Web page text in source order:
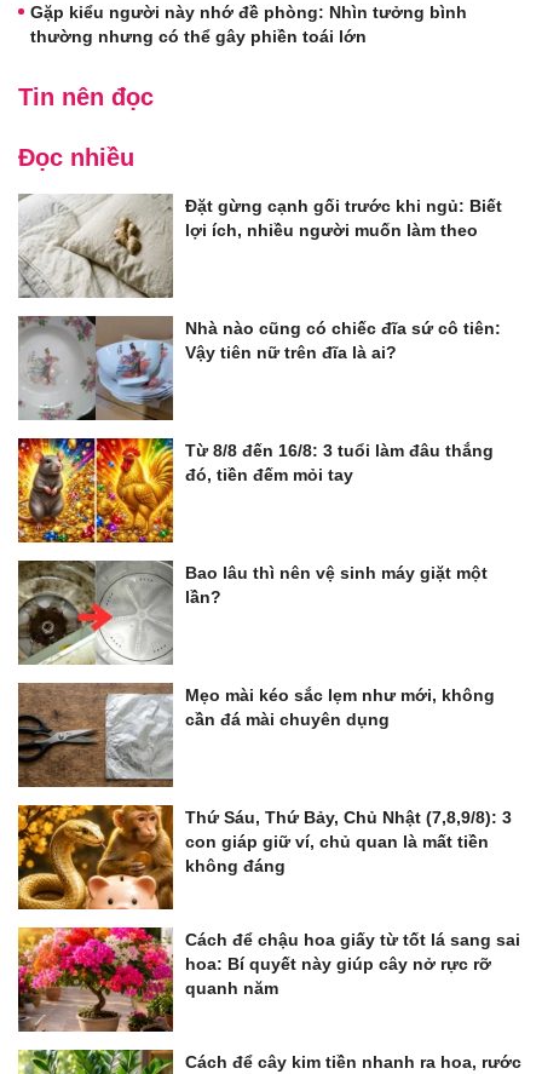
Gặp kiểu người này nhớ đề phòng: Nhìn tưởng bình
thường nhưng có thể gây phiền toái lớn
Tin nên đọc
Đọc nhiều
Đặt gừng cạnh gối trước khi ngủ: Biết
lợi ích, nhiều người muốn làm theo
Nhà nào cũng có chiếc đĩa sứ cô tiên:
Vậy tiên nữ trên đĩa là ai?
Từ 8/8 đến 16/8: 3 tuổi làm đâu thắng
đó, tiền đếm mỏi tay
Bao lâu thì nên vệ sinh máy giặt một
lần?
Mẹo mài kéo sắc lẹm như mới, không
cần đá mài chuyên dụng
Thứ Sáu, Thứ Bảy, Chủ Nhật (7,8,9/8): 3
con giáp giữ ví, chủ quan là mất tiền
không đáng
Cách để chậu hoa giấy từ tốt lá sang sai
hoa: Bí quyết này giúp cây nở rực rỡ
quanh năm
Cách để cây kim tiền nhanh ra hoa, rước